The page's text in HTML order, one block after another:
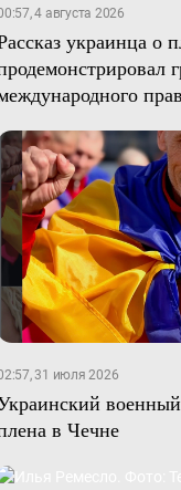
4 августа 2026
украинца о
31 июля 2026
военный
в Чечне